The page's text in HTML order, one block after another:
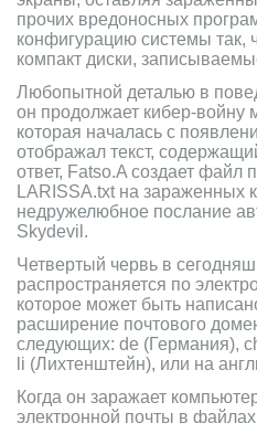
прочих вредоносных
конфигурацию системы так,
компакт диски,
Любопытной деталью в
он продолжает кибер-войну
которая началась с
отображал текст,
ответ, Fatso.A создает файл
LARISSA.txt на зараженных
недружелюбное послание
Skydevil.
Четвертый червь в
распространяется по
которое может быть
расширение почтового
следующих: de (Германия),
li (Лихтенштейн), или на
Когда он заражает
электронной почты в